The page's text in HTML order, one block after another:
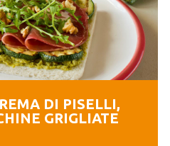
DI PISELLI,
GRIGLIATE